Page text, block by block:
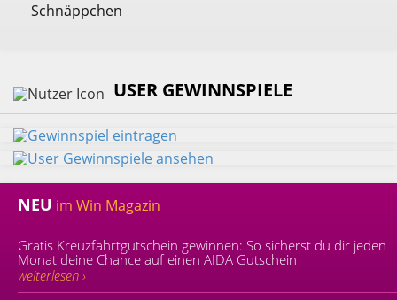
Schnäppchen
USER GEWINNSPIELE
NEU im Win Magazin
Gratis Kreuzfahrtgutschein gewinnen: So sicherst du dir jeden
Monat deine Chance auf einen AIDA Gutschein
weiterlesen ›